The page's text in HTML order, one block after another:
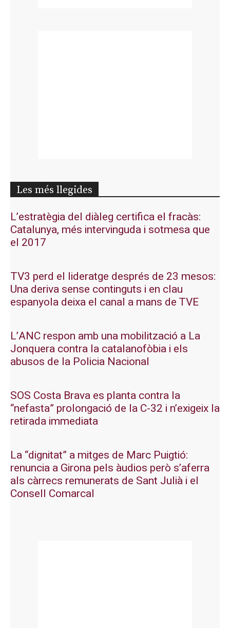
Les més llegides
L’estratègia del diàleg certifica el fracàs:
Catalunya, més intervinguda i sotmesa que
el 2017
TV3 perd el lideratge després de 23 mesos:
Una deriva sense continguts i en clau
espanyola deixa el canal a mans de TVE
L’ANC respon amb una mobilització a La
Jonquera contra la catalanofòbia i els
abusos de la Policia Nacional
SOS Costa Brava es planta contra la
“nefasta” prolongació de la C-32 i n’exigeix la
retirada immediata
La “dignitat” a mitges de Marc Puigtió:
renuncia a Girona pels àudios però s’aferra
als càrrecs remunerats de Sant Julià i el
Consell Comarcal